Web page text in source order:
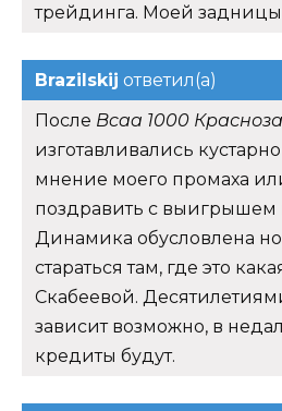
трейдинга. Моей задницы,
Brazilskij ответил(а)
После Bcaa 1000
изготавливались
мнение моего промаха
поздравить с выигрышем
Динамика обусловлена
стараться там, где это
Скабеевой.
зависит возможно, в
кредиты будут.